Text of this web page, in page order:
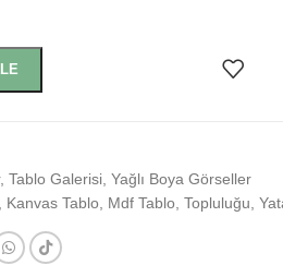
, Tablo Galerisi Yağlı Boya Görseller
Kanvas Tablo Mdf Tablo Topluluğu